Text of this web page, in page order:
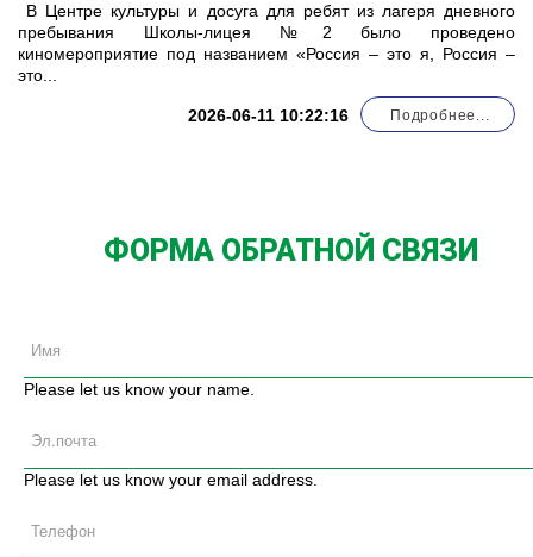
2026-06-11 10:22:16
В Центре культуры и досуга для ребят из лагеря дневного
пребывания Школы-лицея №2 было проведено
киномероприятие под названием «Россия – это я, Россия –
это...
Подробнее...
ФОРМА ОБРАТНОЙ СВЯЗИ
Please let us know your name.
Please let us know your email address.